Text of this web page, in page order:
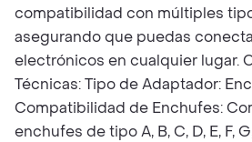
compatibilidad con múltiples
asegurando que puedas
electrónicos en cualquier lugar.
Técnicas: Tipo de Adaptador:
Compatibilidad de Enchufes:
enchufes de tipo A, B, C, D, E, F, G,